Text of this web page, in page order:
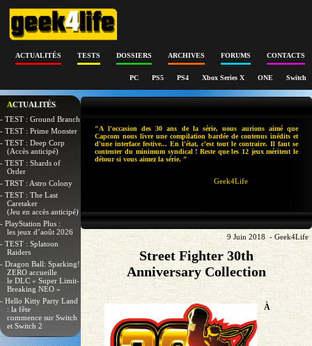
ACTUALITÉS TESTS DOSSIERS ARCHIVES FORUMS CONTACTS
PC PS5 PS4 Xbox Series X ONE Switch
ACTUALITÉS
- TEST : Ground Branch
- TEST : Prime Monster
- TEST : Deep Corp
(Accès anticipé)
- TEST : Shards of
Order
- TRST : Astro Colony
- TEST : The Last
Caretaker
(Jeu en accès anticipé)
- PlayStation Plus :
les jeux d’août 2026
- TEST : Splatoon
Raiders
- Dragon Ball: Sparking!
ZERO accueille
le DLC « Super Limit-
Breaking NEO »
- Hello Kitty Party Land
: la fête
commence sur Switch
et Switch 2
"A l'occasion des 30 ans de la série, nous aurions aimé que
Capcom nous livre une compilation bardée de contenus inédits et
d'une interface festive... En l'état, c'est tout le contraire. Il faut se
contenter du minimum syndical ! Reste que les 12 jeux méritent le
détour si vous aimez la série. "
Geek4Life
9 Juin 2018 - Geek4Life
Street Fighter 30th
Anniversary Collection
À